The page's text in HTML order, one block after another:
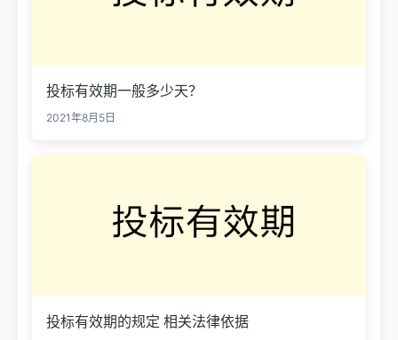
投标有效期一般多少天？
2021年8月5日
投标有效期的规定 相关法律依据